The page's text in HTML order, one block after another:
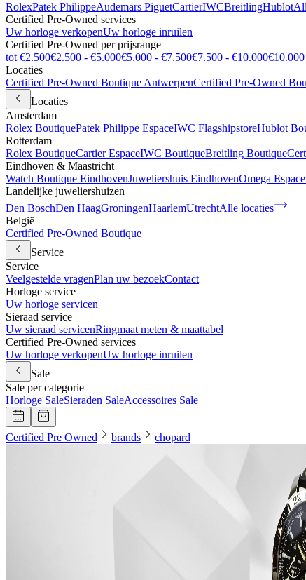
RolexPatek PhilippeAudemars PiguetCartierIWCBreitlingHublot
Certified Pre-Owned services
Uw horloge verkopenUw horloge inruilen
Certified Pre-Owned per prijsrange
tot €2.500€2.500 - €5.000€5.000 - €7.500€7.500 - €10.000
Locaties
Certified Pre-Owned Boutique AntwerpenCertified Pre-Owned
Locaties
Amsterdam
Rolex BoutiquePatek Philippe EspaceIWC FlagshipstoreHublot
Rotterdam
Rolex BoutiqueCartier EspaceIWC BoutiqueBreitling Boutique
Eindhoven & Maastricht
Watch Boutique EindhovenJuweliershuis EindhovenOmega
Landelijke juweliershuizen
Den BoschDen HaagGroningenHaarlemUtrechtAlle locaties
België
Certified Pre-Owned Boutique
Service
Service
Veelgestelde vragenPlan uw bezoekContact
Horloge service
Uw horloge servicen
Sieraad service
Uw sieraad servicenRingmaat meten & maattabel
Certified Pre-Owned services
Uw horloge verkopenUw horloge inruilen
Sale
Sale per categorie
Horloge SaleSieraden SaleAccessoires Sale
Certified Pre Owned brands chopard